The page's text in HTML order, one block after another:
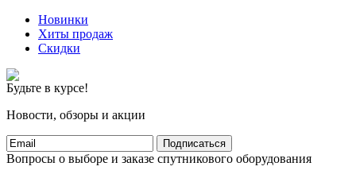
Новинки
Хиты продаж
Скидки
Будьте в курсе!
Новости, обзоры и акции
Подписаться
Вопросы о выборе и заказе спутникового оборудования